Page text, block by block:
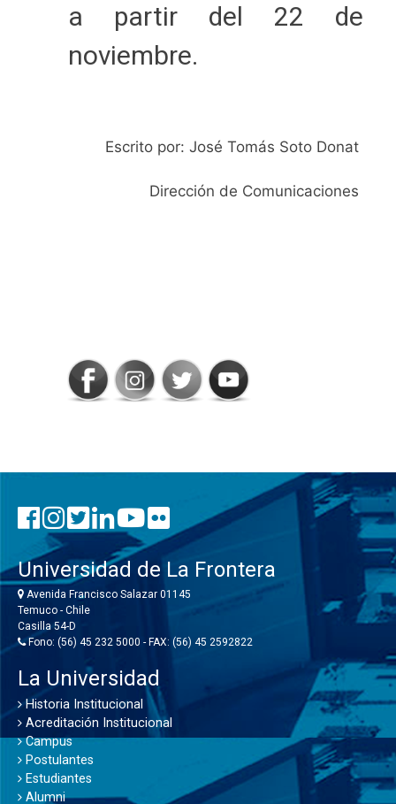
a partir del 22 de
noviembre.
Escrito por: José Tomás Soto Donat
Dirección de Comunicaciones
Universidad de La Frontera
Avenida Francisco Salazar 01145
Temuco - Chile
Casilla 54-D
Fono: (56) 45 232 5000 - FAX: (56) 45 2592822
La Universidad
Historia Institucional
Acreditación Institucional
Campus
Postulantes
Estudiantes
Alumni